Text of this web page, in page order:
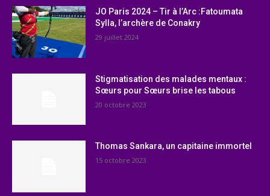
JO Paris 2024 – Tir à l’Arc :Fatoumata
Sylla, l’archère de Conakry
29 juillet 2024
Stigmatisation des malades mentaux :
Sœurs pour Sœurs brise les tabous
20 octobre 2023
Thomas Sankara, un capitaine immortel
15 octobre 2023